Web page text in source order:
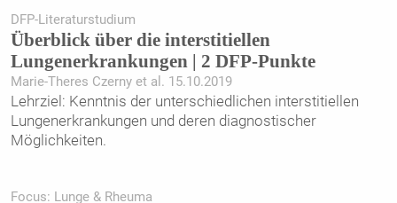
DFP-Literaturstudium
Überblick über die interstitiellen
Lungenerkrankungen | 2 DFP-Punkte
Marie-Theres Czerny et al. 15.10.2019
Lehrziel: Kenntnis der unterschiedlichen interstitiellen
Lungenerkrankungen und deren diagnostischer
Möglichkeiten.
Focus: Lunge & Rheuma